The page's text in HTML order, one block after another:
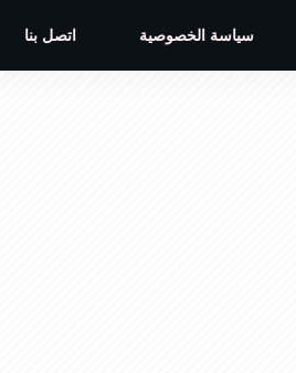
سياسة الخصوصية اتصل بنا